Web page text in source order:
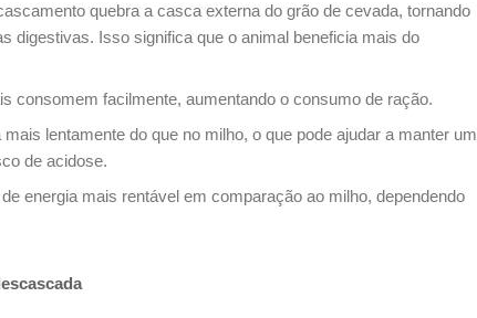
quebra a casca externa do grão de cevada, tornando
digestivas. Isso significa que o animal beneficia mais do
consomem facilmente, aumentando o consumo de ração.
lentamente do que no milho, o que pode ajudar a manter um
de acidose.
energia mais rentável em comparação ao milho, dependendo